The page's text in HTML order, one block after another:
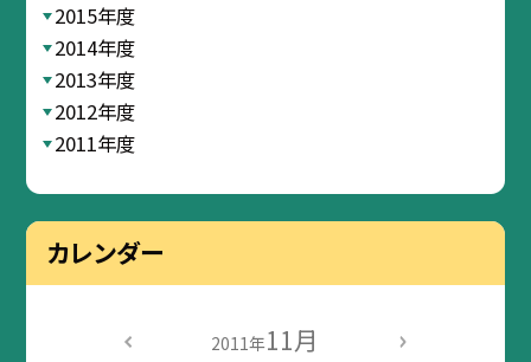
2015年度
2014年度
2013年度
2012年度
2011年度
カレンダー
2011年11月